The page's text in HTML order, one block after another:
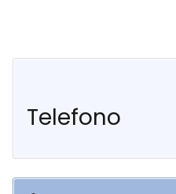
Telefono